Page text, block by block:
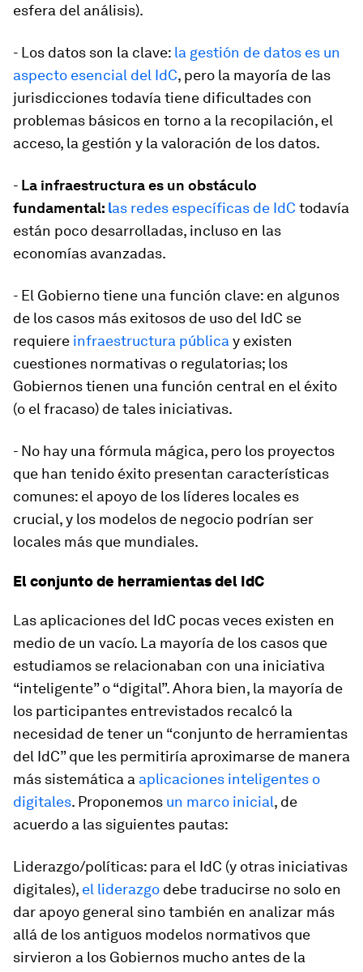
esfera del análisis).
- Los datos son la clave: la gestión de datos es un
aspecto esencial del IdC, pero la mayoría de las
jurisdicciones todavía tiene dificultades con
problemas básicos en torno a la recopilación, el
acceso, la gestión y la valoración de los datos.
- ​​ La infraestructura es un obstáculo
fundamental: las redes específicas de IdC todavía
están poco desarrolladas, incluso en las
economías avanzadas.
- El Gobierno tiene una función clave: en algunos
de los casos más exitosos de uso del IdC se
requiere infraestructura pública y existen
cuestiones normativas o regulatorias; los
Gobiernos tienen una función central en el éxito
(o el fracaso) de tales iniciativas.
- No hay una fórmula mágica, pero los proyectos
que han tenido éxito presentan características
comunes: el apoyo de los líderes locales es
crucial, y los modelos de negocio podrían ser
locales más que mundiales.
El conjunto de herramientas del IdC
Las aplicaciones del IdC pocas veces existen en
medio de un vacío. La mayoría de los casos que
estudiamos se relacionaban con una iniciativa
“inteligente” o “digital”. Ahora bien, la mayoría de
los participantes entrevistados recalcó la
necesidad de tener un “conjunto de herramientas
del IdC” que les permitiría aproximarse de manera
más sistemática a aplicaciones inteligentes o
digitales. Proponemos un marco inicial, de
acuerdo a las siguientes pautas:
Liderazgo/políticas: para el IdC (y otras iniciativas
digitales), el liderazgo debe traducirse no solo en
dar apoyo general sino también en analizar más
allá de los antiguos modelos normativos que
sirvieron a los Gobiernos mucho antes de la